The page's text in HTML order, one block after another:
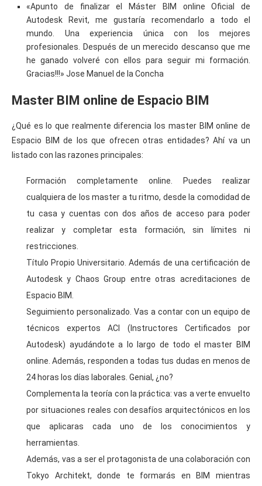
«Apunto de finalizar el Máster BIM online Oficial de
Autodesk Revit, me gustaría recomendarlo a todo el
mundo. Una experiencia única con los mejores
profesionales. Después de un merecido descanso que me
he ganado volveré con ellos para seguir mi formación.
Gracias!!!» Jose Manuel de la Concha
Master BIM online de Espacio BIM
¿Qué es lo que realmente diferencia los master BIM online de
Espacio BIM de los que ofrecen otras entidades? Ahí va un
listado con las razones principales:
Formación completamente online. Puedes realizar
cualquiera de los master a tu ritmo, desde la comodidad de
tu casa y cuentas con dos años de acceso para poder
realizar y completar esta formación, sin límites ni
restricciones.
Título Propio Universitario. Además de una certificación de
Autodesk y Chaos Group entre otras acreditaciones de
Espacio BIM.
Seguimiento personalizado. Vas a contar con un equipo de
técnicos expertos ACI (Instructores Certificados por
Autodesk) ayudándote a lo largo de todo el master BIM
online. Además, responden a todas tus dudas en menos de
24 horas los días laborales. Genial, ¿no?
Complementa la teoría con la práctica: vas a verte envuelto
por situaciones reales con desafíos arquitectónicos en los
que aplicaras cada uno de los conocimientos y
herramientas.
Además, vas a ser el protagonista de una colaboración con
Tokyo Architekt, donde te formarás en BIM mientras